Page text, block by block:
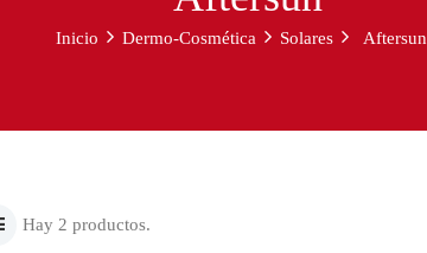
Inicio Dermo-Cosmética Solares Aftersun
Hay 2 productos.